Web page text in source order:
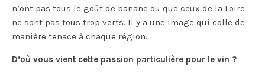
n’ont pas tous le goût de banane ou que ceux de la Loire
ne sont pas tous trop verts. Il y a une image qui colle de
manière tenace à chaque région.
D’où vous vient cette passion particulière pour le vin ?